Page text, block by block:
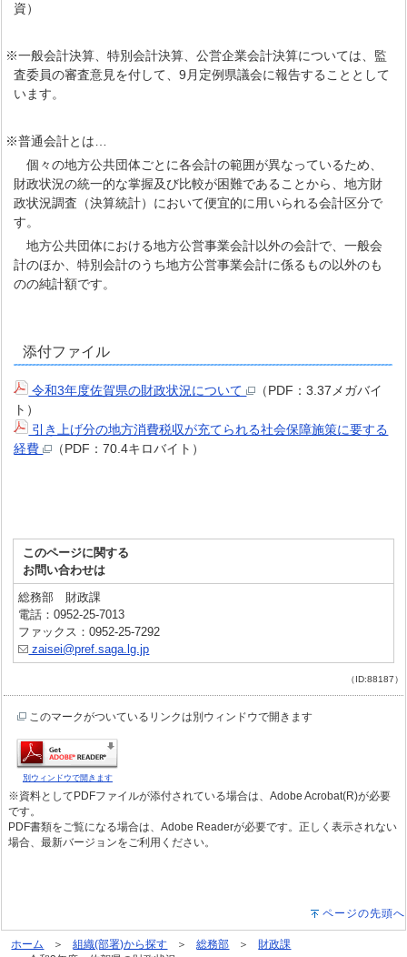
資）
※一般会計決算、特別会計決算、公営企業会計決算については、監
査委員の審査意見を付して、9月定例県議会に報告することとして
います。
※普通会計とは…
個々の地方公共団体ごとに各会計の範囲が異なっているため、
財政状況の統一的な掌握及び比較が困難であることから、地方財
政状況調査（決算統計）において便宜的に用いられる会計区分で
す。
地方公共団体における地方公営事業会計以外の会計で、一般会
計のほか、特別会計のうち地方公営事業会計に係るもの以外のも
のの純計額です。
添付ファイル
令和3年度佐賀県の財政状況について
（PDF：3.37メガバイ
ト）
引き上げ分の地方消費税収が充てられる社会保障施策に要する
経費
（PDF：70.4キロバイト）
このページに関する
お問い合わせは
総務部 財政課
電話：0952-25-7013
ファックス：0952-25-7292
zaisei@pref.saga.lg.jp
（ID:88187）
このマークがついているリンクは別ウィンドウで開きます
別ウィンドウで開きます
※資料としてPDFファイルが添付されている場合は、Adobe Acrobat(R)が必要
です。
PDF書類をご覧になる場合は、Adobe Readerが必要です。正しく表示されない
場合、最新バージョンをご利用ください。
ページの先頭へ
ホーム 組織(部署)から探す 総務部
財政課